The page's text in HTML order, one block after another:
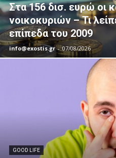
Στα 156 δισ. ευρώ οι
νοικοκυριών – Τι
επίπεδα του 2009
info@exostis.gr - 07/08/2026
GOOD LIFE